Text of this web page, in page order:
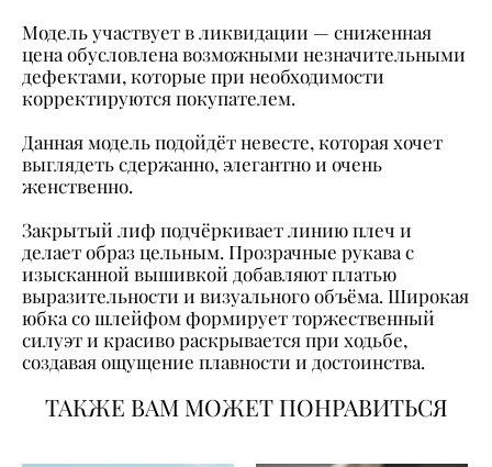
Модель участвует в ликвидации — сниженная
цена обусловлена возможными незначительными
дефектами, которые при необходимости
корректируются покупателем.
Данная модель подойдёт невесте, которая хочет
выглядеть сдержанно, элегантно и очень
женственно.
Закрытый лиф подчёркивает линию плеч и
делает образ цельным. Прозрачные рукава с
изысканной вышивкой добавляют платью
выразительности и визуального объёма. Широкая
юбка со шлейфом формирует торжественный
силуэт и красиво раскрывается при ходьбе,
создавая ощущение плавности и достоинства.
ТАКЖЕ ВАМ МОЖЕТ ПОНРАВИТЬСЯ